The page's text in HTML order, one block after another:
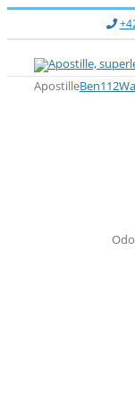
Skip
Apostille